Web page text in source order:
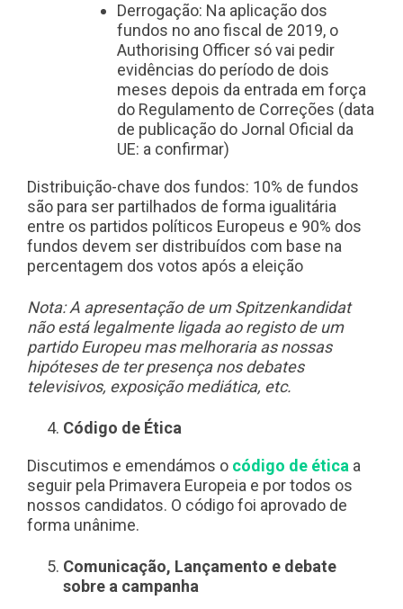
Derrogação: Na aplicação dos
fundos no ano fiscal de 2019, o
Authorising Officer só vai pedir
evidências do período de dois
meses depois da entrada em força
do Regulamento de Correções (data
de publicação do Jornal Oficial da
UE: a confirmar)
Distribuição-chave dos fundos: 10% de fundos
são para ser partilhados de forma igualitária
entre os partidos políticos Europeus e 90% dos
fundos devem ser distribuídos com base na
percentagem dos votos após a eleição
Nota: A apresentação de um Spitzenkandidat
não está legalmente ligada ao registo de um
partido Europeu mas melhoraria as nossas
hipóteses de ter presença nos debates
televisivos, exposição mediática, etc.
Código de Ética
Discutimos e emendámos o código de ética a
seguir pela Primavera Europeia e por todos os
nossos candidatos. O código foi aprovado de
forma unânime.
Comunicação, Lançamento e debate
sobre a campanha